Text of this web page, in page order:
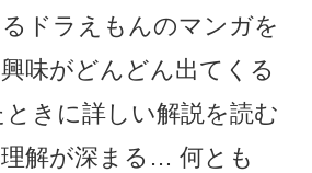
ドラえもんのマンガを
味がどんどん出てくる
きに詳しい解説を読む
解が深まる… 何とも